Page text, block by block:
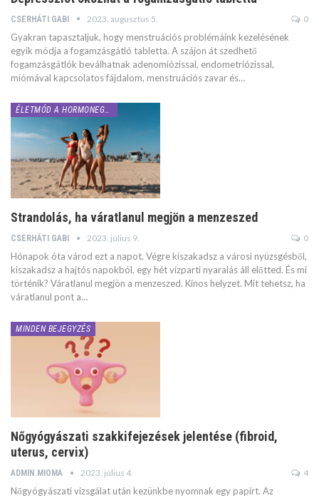
CSERHÁTI GABI 2023. augusztus 5. 0
Gyakran tapasztaljuk, hogy menstruációs problémáink kezelésének
egyik módja a fogamzásgátló tabletta. A szájon át szedhető
fogamzásgátlók beválhatnak adenomiózissal, endometriózissal,
miómával kapcsolatos fájdalom, menstruációs zavar és…
Strandolás, ha váratlanul megjön a menzeszed
CSERHÁTI GABI 2023. július 9. 0
Hónapok óta várod ezt a napot. Végre kiszakadsz a városi nyüzsgésből,
kiszakadsz a hajtós napokból, egy hét vízparti nyaralás áll előtted. És mi
történik? Váratlanul megjön a menzeszed. Kínos helyzet. Mit tehetsz, ha
váratlanul pont a…
MINDEN BEJEGYZÉS
Nőgyógyászati szakkifejezések jelentése (fibroid,
uterus, cervix)
ADMIN.MIOMA 2023. július 4. 4
Nőgyógyászati vizsgálat után kezünkbe nyomnak egy papírt. Az